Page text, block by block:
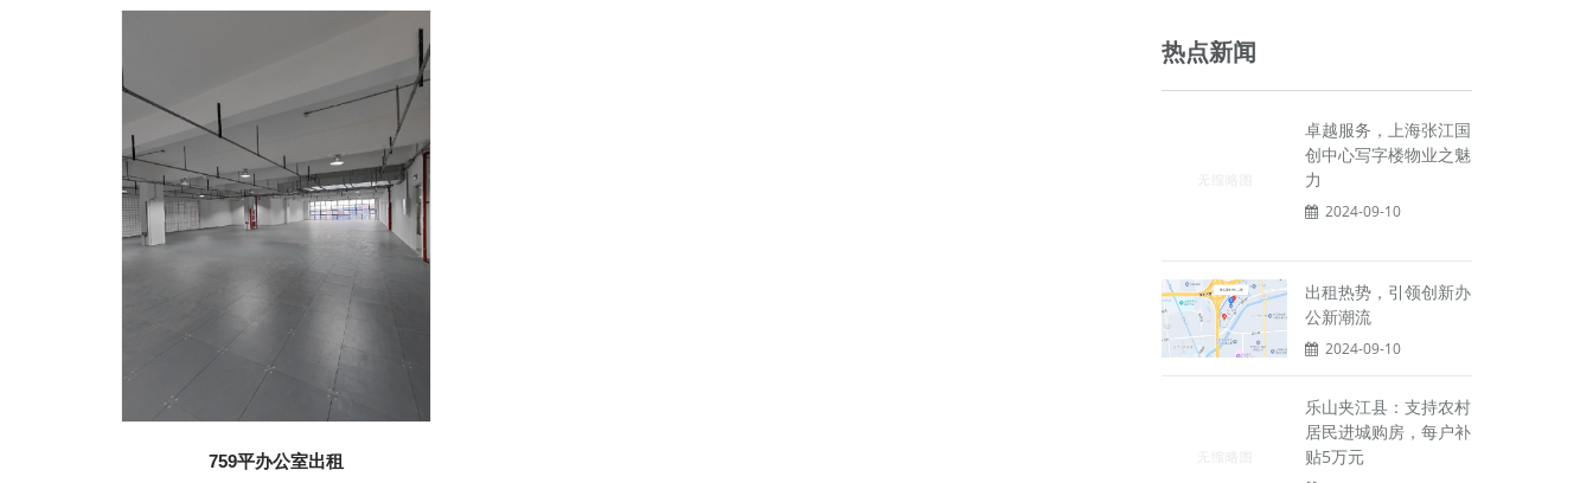
759平办公室出租
热点新闻
卓越服务，上海张江国
创中心写字楼物业之魅
力
2024-09-10
出租热势，引领创新办
公新潮流
2024-09-10
乐山夹江县：支持农村
居民进城购房，每户补
贴5万元